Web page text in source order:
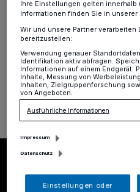
anrührend-humorvoller
einsame und verzweifelte
denselben Takt halten
09.04.2024 , 16:30 Uhr Eine
Ihre Einstellungen gelten innerhalb
Informationen finden Sie in
Wir und unsere Partner verarbeiten
bereitzustellen:
Verwendung genauer
Identifikation aktiv abfragen.
Informationen auf einem Endgerät.
Inhalte, Messung von
Inhalten, Zielgruppenforschung
von Angeboten.
Ausführliche Informationen
Impressum
Datenschutz
Einstellungen oder